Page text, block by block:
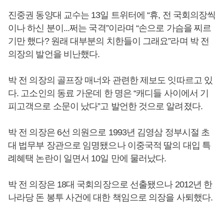
진중권 동양대 교수는 13일 트위터에 “휴, 전 국회의장씩
이나 하신 분이...쩌는 국격”이라며 “손으로 가슴을 찌르
기만 했다? 원래 대부분의 치한들이 그래요”라며 박 전
의장의 발언을 비난했다.
박 전 의장의 골프장 매너와 관련한 제보도 잇따르고 있
다. 고소인의 동료 가운데 한 명은 “캐디들 사이에서 기
피고객으로 소문이 났다”고 발언한 것으로 알려졌다.
박 전 의장은 6선 의원으로 1993년 김영삼 정부시절 초
대 법무부 장관으로 임명됐으나 이중국적 딸의 대입 특
례혜택 논란이 일면서 10일 만에 물러났다.
박 전 의장은 18대 국회의장으로 선출됐으나 2012년 한
나라당 돈 봉투 사건에 대한 책임으로 의장을 사퇴했다.